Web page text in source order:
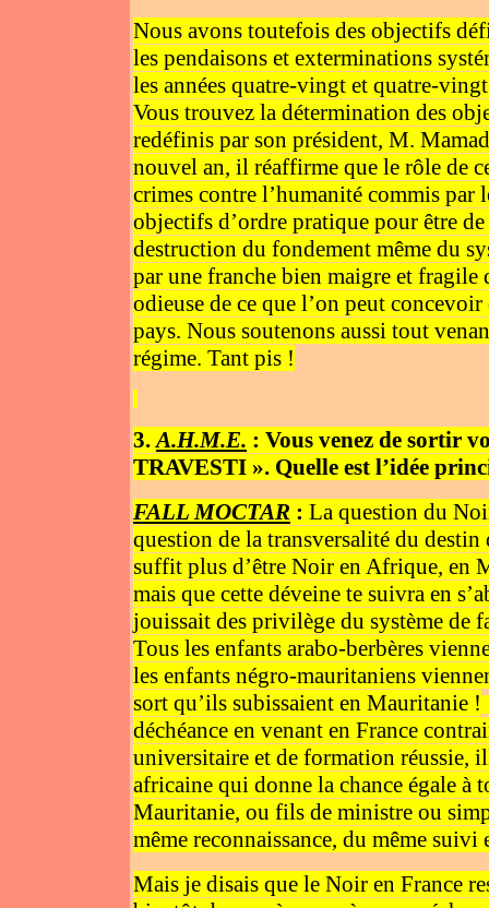
Nous avons toutefois des objectifs
les pendaisons et exterminations
les années quatre-vingt et quatre-
Vous trouvez la détermination des
redéfinis par son président, M.
nouvel an, il réaffirme que le rôle de
crimes contre l’humanité commis par
objectifs d’ordre pratique pour être
destruction du fondement même du
par une franche bien maigre et fragile
odieuse de ce que l’on peut
pays. Nous soutenons aussi tout
régime. Tant pis !
3.A.H.M.E. : Vous venez de sortir
TRAVESTI ». Quelle est l’idée
FALL MOCTAR : La question du
question de la transversalité du
suffit plus d’être Noir en Afrique, en
mais que cette déveine te suivra en
jouissait des privilège du système de
Tous les enfants arabo-berbères
les enfants négro-mauritaniens
sort qu’ils subissaient en Mauritanie !
déchéance en venant en France
universitaire et de formation réussie,
africaine qui donne la chance égale à
Mauritanie, ou fils de ministre ou
même reconnaissance, du même
Mais je disais que le Noir en France